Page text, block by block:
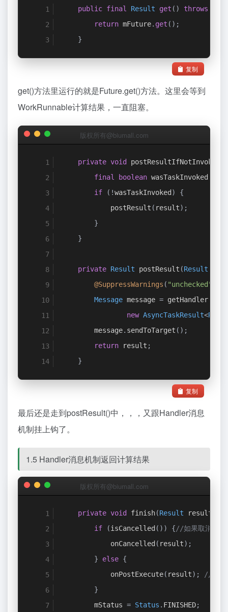
public final Result get () throws
return mFuture. get ();
}
复制
get()方法里运行的就是Future.get()方法。这里会等到
WorkRunnable计算结果，一直阻塞。
版权所有@biumall.com
private void postResultIfNotInvoked
final
boolean wasTaskInvoked
if
(!wasTaskInvoked )
{
            postResult
( result );
}
}
private Result postResult ( Result
@SuppressWarnings ( "unchecked"
Message message = getHandler
new AsyncTaskResult<
        message
. sendToTarget ();
return result ;
}
复制
最后还是走到postResult()中，，，又跟Handler消息
机制挂上钩了。
1.5 Handler消息机制返回计算结果
版权所有@biumall.com
private void finish(Result result
if
(isCancelled ()) {//如果取消了，
            onCancelled
( result);
}
else {
            onPostExecute
( result);
//返回
}
        mStatus
= Status . FINISHED;